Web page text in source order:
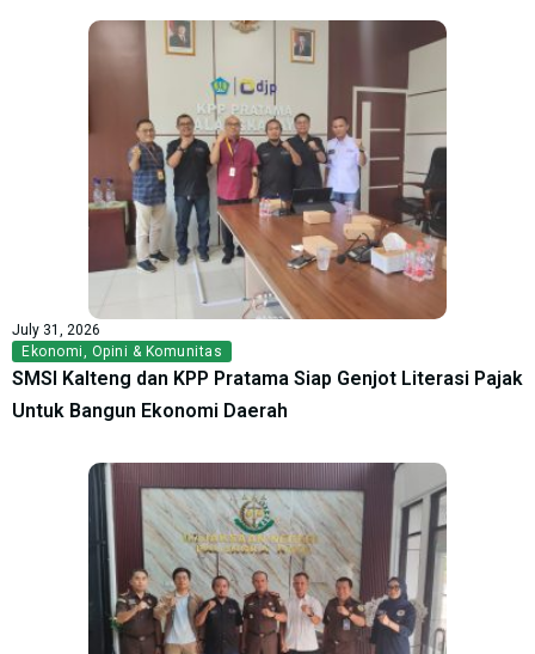
July 31, 2026
Ekonomi, Opini & Komunitas
SMSI Kalteng dan KPP Pratama Siap Genjot Literasi Pajak
Untuk Bangun Ekonomi Daerah